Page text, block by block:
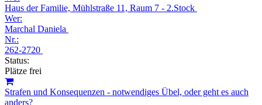
Haus der Familie, Mühlstraße 11, Raum 7 - 2.Stock
Wer:
Marchal Daniela
Nr.:
262-2720
Status:
Plätze frei
Strafen und Konsequenzen - notwendiges Übel, oder geht es auch
anders?